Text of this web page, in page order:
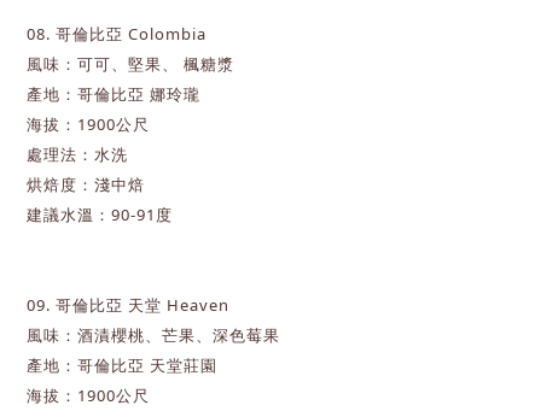
08. 哥倫比亞 Colombia
風味：可可、堅果、 楓糖漿
產地：哥倫比亞 娜玲瓏
海拔：1900公尺
處理法：水洗
烘焙度：淺中焙
建議水溫：90-91度
09. 哥倫比亞 天堂 Heaven
風味：酒漬櫻桃、芒果、深色莓果
產地：哥倫比亞 天堂莊園
海拔：1900公尺